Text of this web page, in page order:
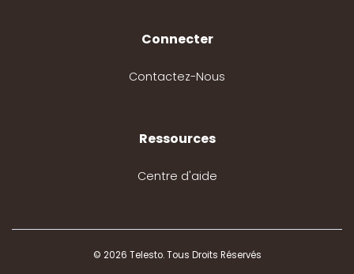
Connecter
Contactez-Nous
Ressources
Centre d'aide
© 2026 Telesto. Tous Droits Réservés